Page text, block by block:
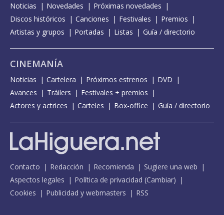
Noticias Novedades
Próximas novedades
Discos históricos
Canciones Festivales
Premios
Artistas y grupos
Portadas Listas Guía / directorio
CINEMANÍA
Noticias Cartelera Próximos estrenos
DVD
Avances
Tráilers
Festivales + premios
Actores y actrices
Carteles Box-office Guía / directorio
Contacto Redacción Recomienda
Sugiere una web
Aspectos legales
Política de privacidad (Cambiar)
Cookies
Publicidad y webmasters RSS